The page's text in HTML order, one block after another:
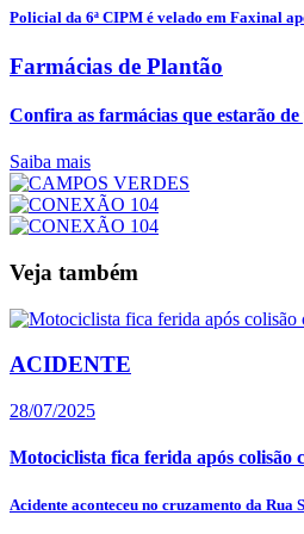
Policial da 6ª CIPM é velado em Faxinal
Farmácias de Plantão
Confira as farmácias que estarão
Saiba mais
Veja também
ACIDENTE
28/07/2025
Motociclista fica ferida após
Acidente aconteceu no cruzamento da